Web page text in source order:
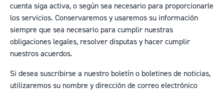
cuenta siga activa, o según sea necesario para proporcionarle
los servicios. Conservaremos y usaremos su información
siempre que sea necesario para cumplir nuestras
obligaciones legales, resolver disputas y hacer cumplir
nuestros acuerdos.
Si desea suscribirse a nuestro boletín o boletines de noticias,
utilizaremos su nombre y dirección de correo electrónico